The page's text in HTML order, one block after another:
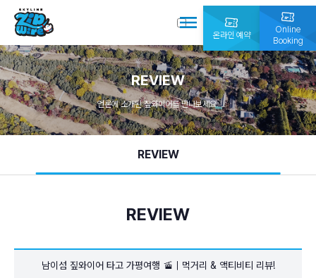
온라인 예약
Online
Booking
REVIEW
언론에 소개된 짚와이어를 만나보세요.
REVIEW
REVIEW
남이섬 짚와이어 타고 가평여행 🚡｜먹거리 & 액티비티 리뷰!